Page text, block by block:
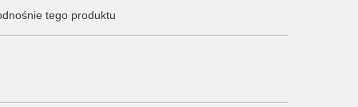
tego produktu